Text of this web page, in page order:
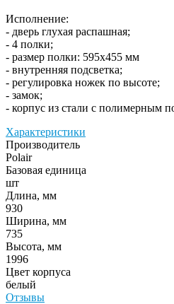
Исполнение:
- дверь глухая распашная;
- 4 полки;
- размер полки: 595х455 мм
- внутренняя подсветка;
- регулировка ножек по высоте;
- замок;
- корпус из стали с полимерным
Характеристики
Производитель
Polair
Базовая единица
шт
Длина, мм
930
Ширина, мм
735
Высота, мм
1996
Цвет корпуса
белый
Отзывы